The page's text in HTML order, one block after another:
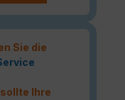
Sie die
Ihre